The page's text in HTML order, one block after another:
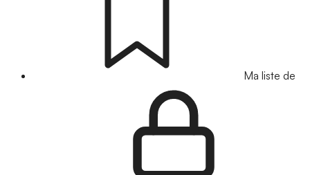
Ma liste de